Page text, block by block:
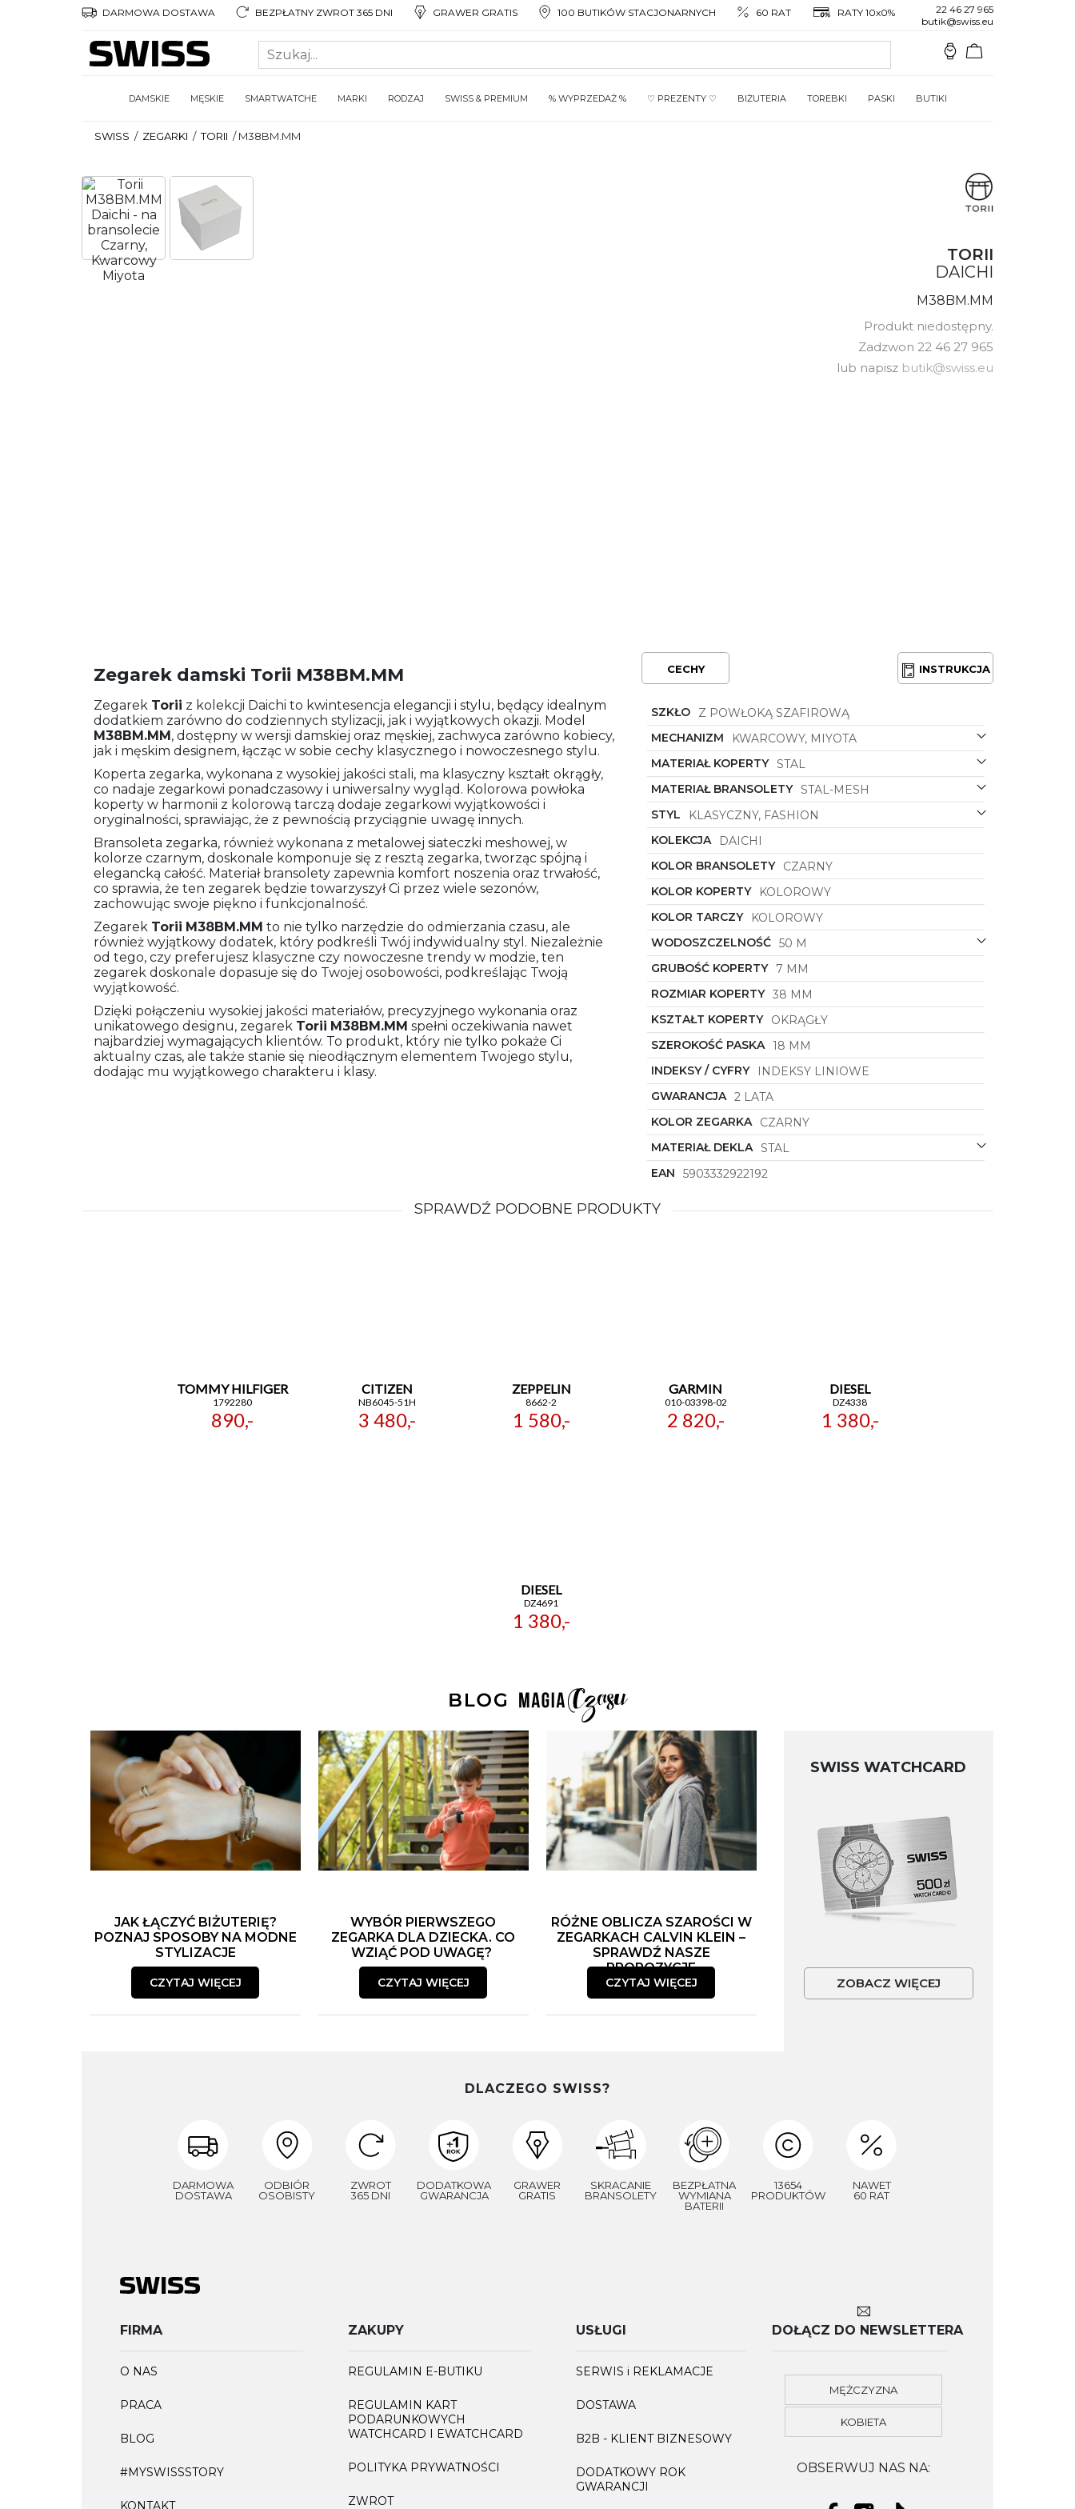
DARMOWA DOSTAWA BEZPŁATNY ZWROT 365 DNI GRAWER GRATIS 100 BUTIKÓW STACJONARNYCH 60 RAT RATY 10x0%
22 46 27 965
butik@swiss.eu
DAMSKIE MĘSKIE SMARTWATCHE MARKI RODZAJ SWISS & PREMIUM % WYPRZEDAŻ % ♡ PREZENTY ♡ BIŻUTERIA TOREBKI PASKI BUTIKI
SWISS / ZEGARKI / TORII /M38BM.MM
TORII
DAICHI
M38BM.MM
Produkt niedostępny.
Zadzwon 22 46 27 965
lub napisz butik@swiss.eu
Zegarek damski Torii M38BM.MM
Zegarek Torii z kolekcji Daichi to kwintesencja elegancji i stylu, będący idealnym
dodatkiem zarówno do codziennych stylizacji, jak i wyjątkowych okazji. Model
M38BM.MM, dostępny w wersji damskiej oraz męskiej, zachwyca zarówno kobiecy,
jak i męskim designem, łącząc w sobie cechy klasycznego i nowoczesnego stylu.
Koperta zegarka, wykonana z wysokiej jakości stali, ma klasyczny kształt okrągły,
co nadaje zegarkowi ponadczasowy i uniwersalny wygląd. Kolorowa powłoka
koperty w harmonii z kolorową tarczą dodaje zegarkowi wyjątkowości i
oryginalności, sprawiając, że z pewnością przyciągnie uwagę innych.
Bransoleta zegarka, również wykonana z metalowej siateczki meshowej, w
kolorze czarnym, doskonale komponuje się z resztą zegarka, tworząc spójną i
elegancką całość. Materiał bransolety zapewnia komfort noszenia oraz trwałość,
co sprawia, że ten zegarek będzie towarzyszył Ci przez wiele sezonów,
zachowując swoje piękno i funkcjonalność.
Zegarek Torii M38BM.MM to nie tylko narzędzie do odmierzania czasu, ale
również wyjątkowy dodatek, który podkreśli Twój indywidualny styl. Niezależnie
od tego, czy preferujesz klasyczne czy nowoczesne trendy w modzie, ten
zegarek doskonale dopasuje się do Twojej osobowości, podkreślając Twoją
wyjątkowość.
Dzięki połączeniu wysokiej jakości materiałów, precyzyjnego wykonania oraz
unikatowego designu, zegarek Torii M38BM.MM spełni oczekiwania nawet
najbardziej wymagających klientów. To produkt, który nie tylko pokaże Ci
aktualny czas, ale także stanie się nieodłącznym elementem Twojego stylu,
dodając mu wyjątkowego charakteru i klasy.
CECHY INSTRUKCJA
SZKŁO
Z POWŁOKĄ SZAFIROWĄ
MECHANIZM
KWARCOWY, MIYOTA
MATERIAŁ KOPERTY STAL
MATERIAŁ BRANSOLETY STAL-MESH
STYL
KLASYCZNY, FASHION
KOLEKCJA
DAICHI
KOLOR BRANSOLETY
CZARNY
KOLOR KOPERTY
KOLOROWY
KOLOR TARCZY
KOLOROWY
WODOSZCZELNOŚĆ 50 M
GRUBOŚĆ KOPERTY
7 MM
ROZMIAR KOPERTY 38 MM
KSZTAŁT KOPERTY
OKRĄGŁY
SZEROKOŚĆ PASKA 18 MM
INDEKSY / CYFRY
INDEKSY LINIOWE
GWARANCJA 2 LATA
KOLOR ZEGARKA
CZARNY
MATERIAŁ DEKLA STAL
EAN
5903332922192
SPRAWDŹ PODOBNE PRODUKTY
TOMMY HILFIGER
1792280
890,-
CITIZEN
NB6045-51H
3 480,-
ZEPPELIN
8662-2
1 580,-
GARMIN
010-03398-02
2 820,-
DIESEL
DZ4338
1 380,-
DIESEL
DZ4691
1 380,-
JAK ŁĄCZYĆ BIŻUTERIĘ?
POZNAJ SPOSOBY NA MODNE
STYLIZACJE
CZYTAJ WIĘCEJ
WYBÓR PIERWSZEGO
ZEGARKA DLA DZIECKA. CO
WZIĄĆ POD UWAGĘ?
CZYTAJ WIĘCEJ
RÓŻNE OBLICZA SZAROŚCI W
ZEGARKACH CALVIN KLEIN –
SPRAWDŹ NASZE
PROPOZYCJE
CZYTAJ WIĘCEJ
SWISS WATCHCARD
ZOBACZ WIĘCEJ
DLACZEGO SWISS?
DARMOWA
DOSTAWA
ODBIÓR
OSOBISTY
ZWROT
365 DNI
DODATKOWA
GWARANCJA
GRAWER
GRATIS
SKRACANIE
BRANSOLETY
BEZPŁATNA
WYMIANA
BATERII
13654
PRODUKTÓW
NAWET
60 RAT
FIRMA
O NAS
PRACA
BLOG
#MYSWISSSTORY
KONTAKT
ZAKUPY
REGULAMIN E-BUTIKU
REGULAMIN KART
PODARUNKOWYCH
WATCHCARD I EWATCHCARD
POLITYKA PRYWATNOŚCI
ZWROT
USŁUGI
SERWIS i REKLAMACJE
DOSTAWA
B2B - KLIENT BIZNESOWY
DODATKOWY ROK
GWARANCJI
DOŁĄCZ DO NEWSLETTERA
MĘŻCZYZNA
KOBIETA
OBSERWUJ NAS NA: